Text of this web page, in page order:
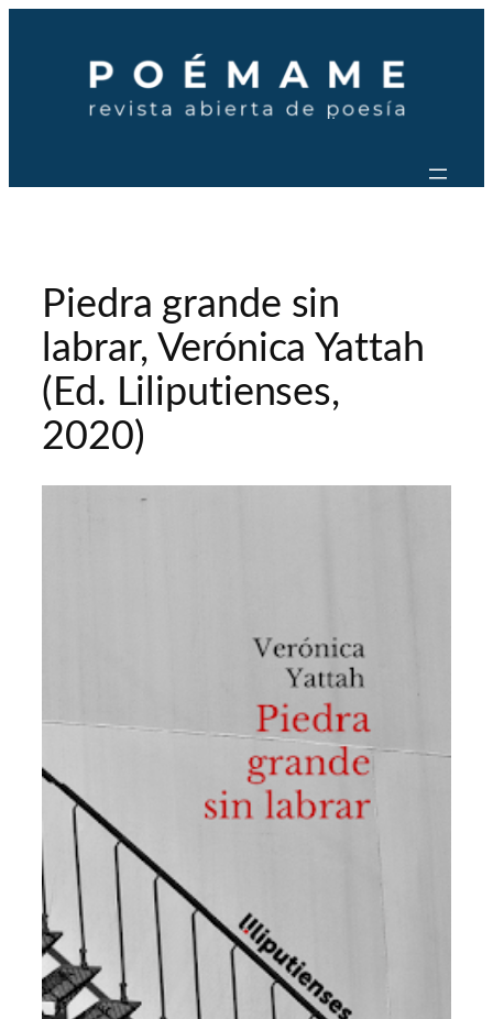
contenido
Piedra grande sin
labrar, Verónica Yattah
(Ed. Liliputienses,
2020)